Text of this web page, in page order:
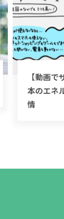
【動画
本のエネ
情